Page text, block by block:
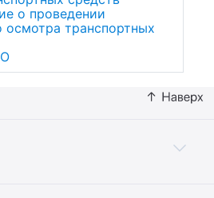
о проведении
осмотра транспортных